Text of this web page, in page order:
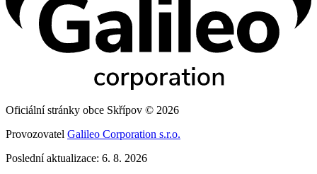
Oficiální stránky obce Skřípov © 2026
Provozovatel Galileo Corporation s.r.o.
Poslední aktualizace: 6. 8. 2026